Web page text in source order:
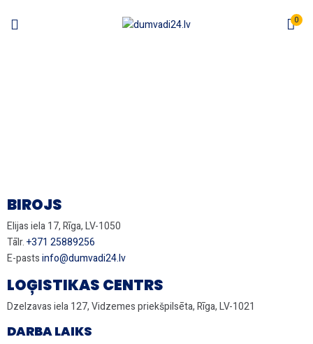
0
BIROJS
Elijas iela 17, Rīga, LV-1050
Tālr.+371 25889256
E-pastsinfo@dumvadi24.lv
LOĢISTIKAS CENTRS
Dzelzavas iela 127, Vidzemes priekšpilsēta, Rīga, LV-1021
DARBA LAIKS